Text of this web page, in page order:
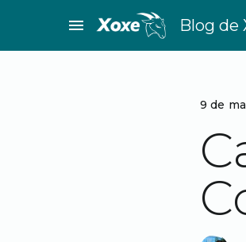
menu Blog de
9 de